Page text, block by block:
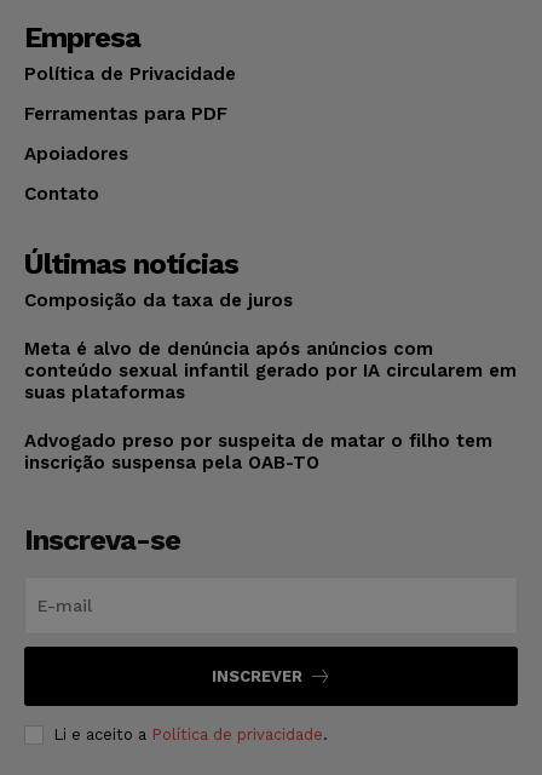
Empresa
Política de Privacidade
Ferramentas para PDF
Apoiadores
Contato
Últimas notícias
Composição da taxa de juros
Meta é alvo de denúncia após anúncios com
conteúdo sexual infantil gerado por IA circularem em
suas plataformas
Advogado preso por suspeita de matar o filho tem
inscrição suspensa pela OAB-TO
Inscreva-se
INSCREVER
Li e aceito a Política de privacidade.